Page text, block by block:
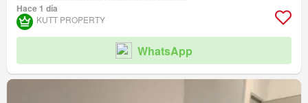
Hace 1 día
KUTT PROPERTY
WhatsApp